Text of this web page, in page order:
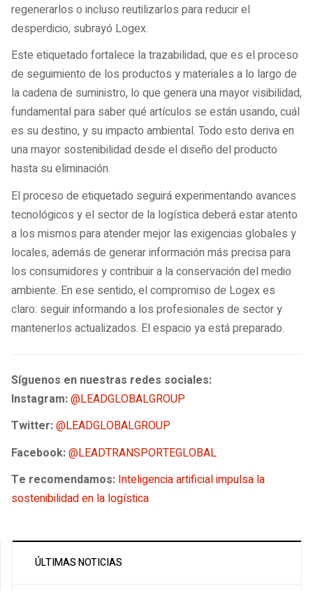
regenerarlos o incluso reutilizarlos para reducir el
desperdicio, subrayó Logex.
Este etiquetado fortalece la trazabilidad, que es el proceso
de seguimiento de los productos y materiales a lo largo de
la cadena de suministro, lo que genera una mayor visibilidad,
fundamental para saber qué artículos se están usando, cuál
es su destino, y su impacto ambiental. Todo esto deriva en
una mayor sostenibilidad desde el diseño del producto
hasta su eliminación.
El proceso de etiquetado seguirá experimentando avances
tecnológicos y el sector de la logística deberá estar atento
a los mismos para atender mejor las exigencias globales y
locales, además de generar información más precisa para
los consumidores y contribuir a la conservación del medio
ambiente. En ese sentido, el compromiso de Logex es
claro: seguir informando a los profesionales de sector y
mantenerlos actualizados. El espacio ya está preparado.
Síguenos en nuestras redes sociales:
Instagram:@LEADGLOBALGROUP
Twitter:@LEADGLOBALGROUP
Facebook:@LEADTRANSPORTEGLOBAL
Te recomendamos: Inteligencia artificial impulsa la
sostenibilidad en la logística
ÚLTIMAS NOTICIAS